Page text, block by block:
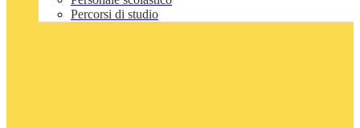
Percorsi di studio